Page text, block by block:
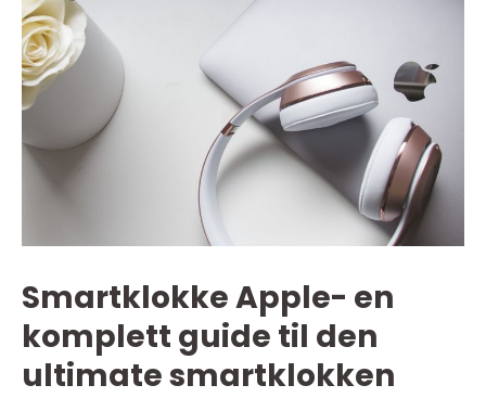
Smartklokke Apple- en
komplett guide til den
ultimate smartklokken